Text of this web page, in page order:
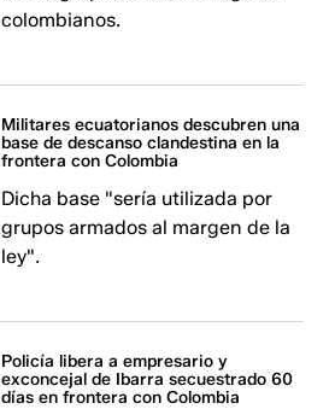
colombianos.
Militares ecuatorianos descubren una
base de descanso clandestina en la
frontera con Colombia
Dicha base "sería utilizada por
grupos armados al margen de la
ley".
Policía libera a empresario y
exconcejal de Ibarra secuestrado 60
días en frontera con Colombia